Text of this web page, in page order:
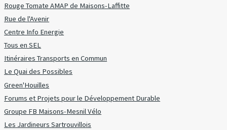
Rouge Tomate AMAP de Maisons-Laffitte
Rue de l'Avenir
Centre Info Energie
Tous en SEL
Itinéraires Transports en Commun
Le Quai des Possibles
Green'Houilles
Forums et Projets pour le Développement Durable
Groupe FB Maisons-Mesnil Vélo
Les Jardineurs Sartrouvillois